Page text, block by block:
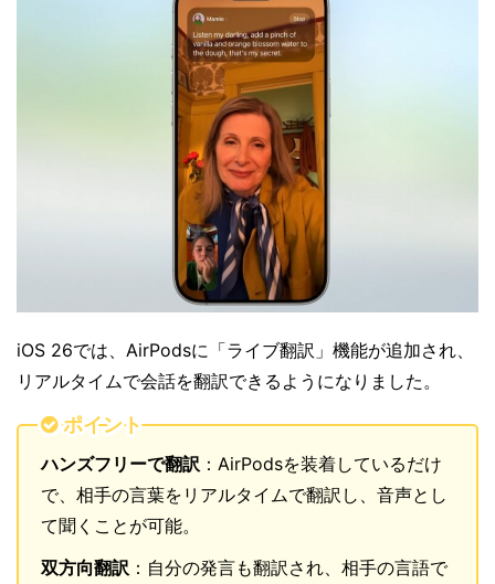
iOS 26では、AirPodsに「ライブ翻訳」機能が追加され、
リアルタイムで会話を翻訳できるようになりました。
ポイント
ハンズフリーで翻訳 ：AirPodsを装着しているだけ
で、相手の言葉をリアルタイムで翻訳し、音声とし
て聞くことが可能。
双方向翻訳 ：自分の発言も翻訳され、相手の言語で